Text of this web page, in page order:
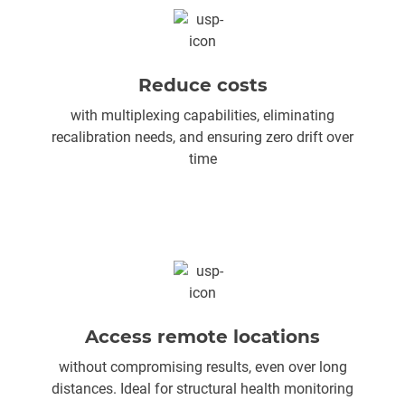
Reduce costs
with multiplexing capabilities, eliminating
recalibration needs, and ensuring zero drift over
time
Access remote locations
without compromising results, even over long
distances. Ideal for structural health monitoring